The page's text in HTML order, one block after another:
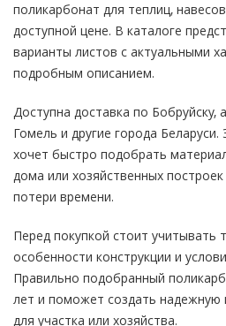
поликарбонат для теплиц,
доступной цене. В каталоге
варианты листов с актуальными
подробным описанием.
Доступна доставка по Бобруйску,
Гомель и другие города
хочет быстро подобрать
дома или хозяйственных
потери времени.
Перед покупкой стоит учитывать
особенности конструкции и
Правильно подобранный
лет и поможет создать надежную
для участка или хозяйства.